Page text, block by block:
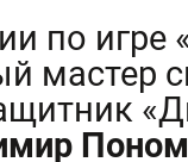
по игре
мастер